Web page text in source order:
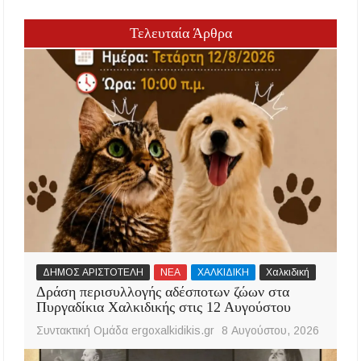
Τελευταία Άρθρα
ΔΗΜΟΣ ΑΡΙΣΤΟΤΕΛΗ ΝΕΑ ΧΑΛΚΙΔΙΚΗ Χαλκιδική
Δράση περισυλλογής αδέσποτων ζώων στα
Πυργαδίκια Χαλκιδικής στις 12 Αυγούστου
Συντακτική Ομάδα ergoxalkidikis.gr 8 Αυγούστου, 2026